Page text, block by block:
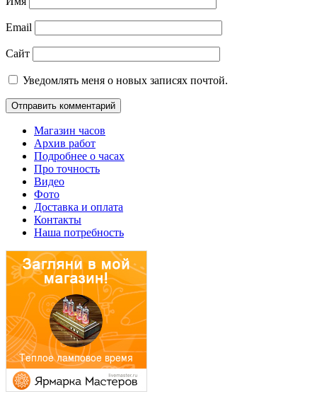
Email
Сайт
Уведомлять меня о новых записях почтой.
Магазин часов
Архив работ
Подробнее о часах
Про точность
Видео
Фото
Доставка и оплата
Контакты
Наша потребность